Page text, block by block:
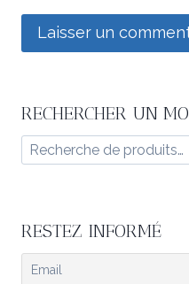
RECHERCHER UN
Recherche
pour :
RESTEZ INFORMÉ